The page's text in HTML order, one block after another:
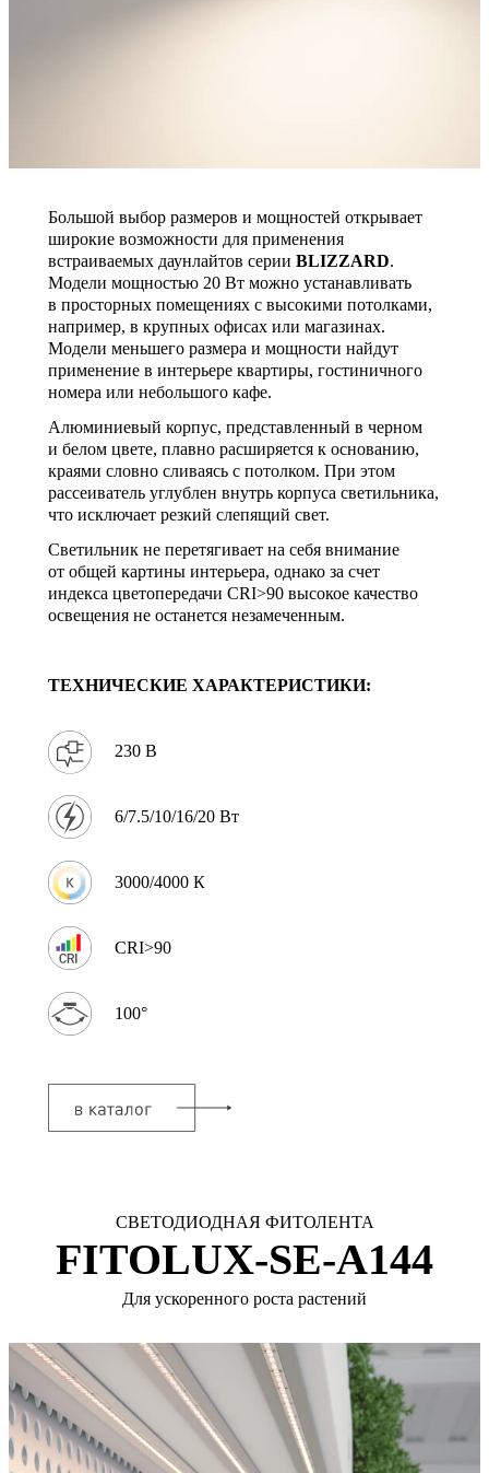
Большой выбор размеров и мощностей открывает
широкие возможности для применения
встраиваемых даунлайтов серии BLIZZARD.
Модели мощностью 20 Вт можно устанавливать
в просторных помещениях с высокими потолками,
например, в крупных офисах или магазинах.
Модели меньшего размера и мощности найдут
применение в интерьере квартиры, гостиничного
номера или небольшого кафе.
Алюминиевый корпус, представленный в черном
и белом цвете, плавно расширяется к основанию,
краями словно сливаясь с потолком. При этом
рассеиватель углублен внутрь корпуса светильника,
что исключает резкий слепящий свет.
Светильник не перетягивает на себя внимание
от общей картины интерьера, однако за счет
индекса цветопередачи CRI>90 высокое качество
освещения не останется незамеченным.
ТЕХНИЧЕСКИЕ ХАРАКТЕРИСТИКИ:
230 В
6/7.5/10/16/20 Вт
3000/4000 К
CRI>90
100°
СВЕТОДИОДНАЯ ФИТОЛЕНТА
FITOLUX-SE-A144
Для ускоренного роста растений